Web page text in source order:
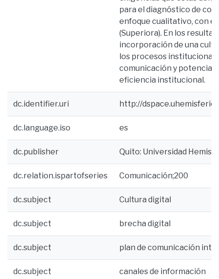
para el diagnóstico de
enfoque cualitativo, con
(Superiora). En los
incorporación de una
los procesos
comunicación y potenciar
eficiencia institucional.
dc.identifier.uri http://
dc.language.iso es
dc.publisher Quito: Universidad
dc.relation.ispartofseries Comunicación;200
dc.subject Cultura digital
dc.subject brecha digital
dc.subject plan de comunicación
dc.subject canales de información